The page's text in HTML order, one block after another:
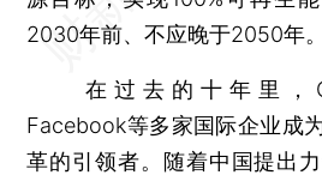
2030年前、不应晚于2050年。
在过去的十年里，
Facebook等多家国际企业成
革的引领者。随着中国提出